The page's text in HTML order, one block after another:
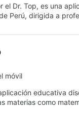
el Dr. Top, es una
Perú, dirigida a
móvil
educativa
materias como